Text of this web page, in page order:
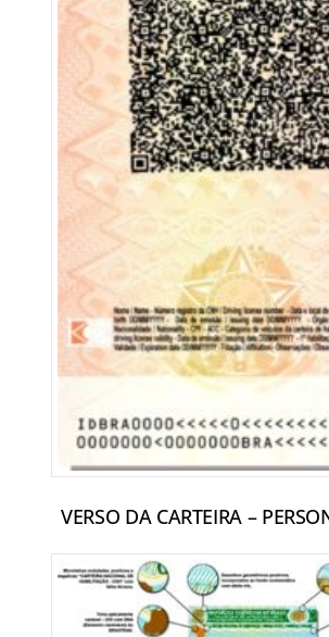
VERSO DA CARTEIRA –